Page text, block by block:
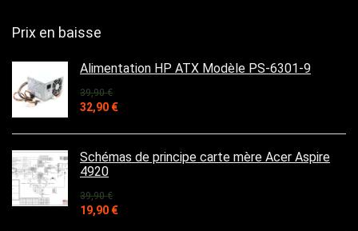
Prix en baisse
Alimentation HP ATX Modèle PS-6301-9
39,90€
Le
initial
était :
39,90 €.
32,90 €Le
actuel
32,90 €.
Schémas de principe carte mère Acer Aspire
4920
39,90€
Le
19,90 €Le